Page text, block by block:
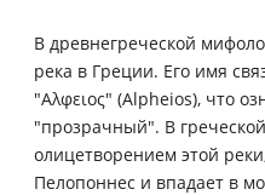
В древнегреческой
река в Греции. Его имя
"Αλφειος" (Alpheios), что
"прозрачный". В
олицетворением этой
Пелопоннес и впадает в